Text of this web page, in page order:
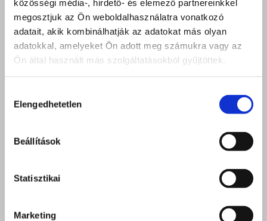
közösségi média-, hirdető- és elemező partnereinkkel
megosztjuk az Ön weboldalhasználatra vonatkozó
adatait, akik kombinálhatják az adatokat más olyan
adatokkal, amelyeket Ön adott meg számukra vagy az
Ön által használt más szolgáltatásokból gyűjtöttek.
kiválasztása
Elengedhetetlen
Beállítások
Statisztikai
Marketing